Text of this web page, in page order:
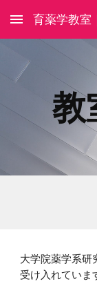
Skip to main
育薬学教室
教
大学院薬学系研
受け入れていま